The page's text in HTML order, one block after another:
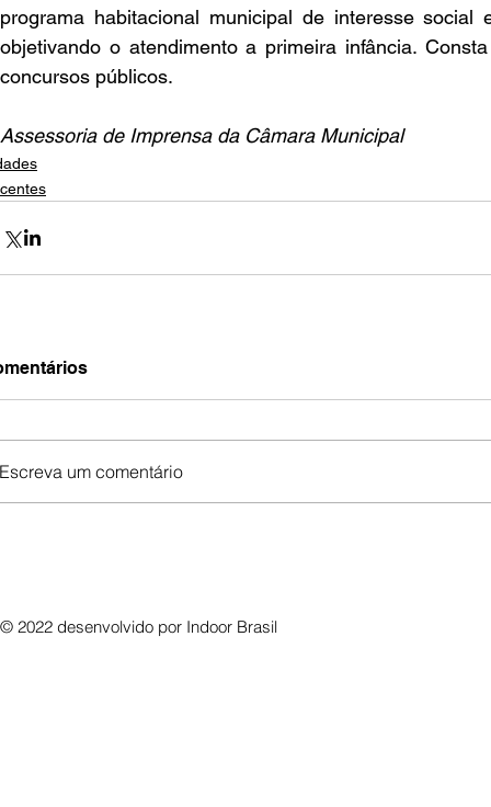
programa habitacional municipal de interesse social
objetivando o atendimento a primeira infância.
concursos públicos.
Assessoria de Imprensa da Câmara Municipal
Escreva um comentário
© 2022 desenvolvido por Indoor Brasil